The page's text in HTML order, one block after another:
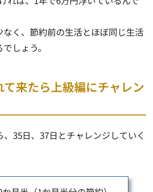
く、節約前の生活とほぼ同じ生活
しょう。
来たら上級編にチャレン
35日、37日とチャレンジしていく